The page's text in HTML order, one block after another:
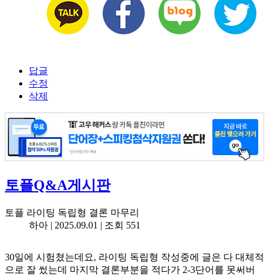
답글
수정
삭제
토플Q&A게시판
토플 라이팅 독립형 결론 마무리
하아 | 2025.09.01 | 조회 551
30일에 시험쳤는데요, 라이팅 독립형 작성중에 글은 다 대체적
으로 잘 썼는데 마지막 결론부분을 적다가 2-3단어를 못써버